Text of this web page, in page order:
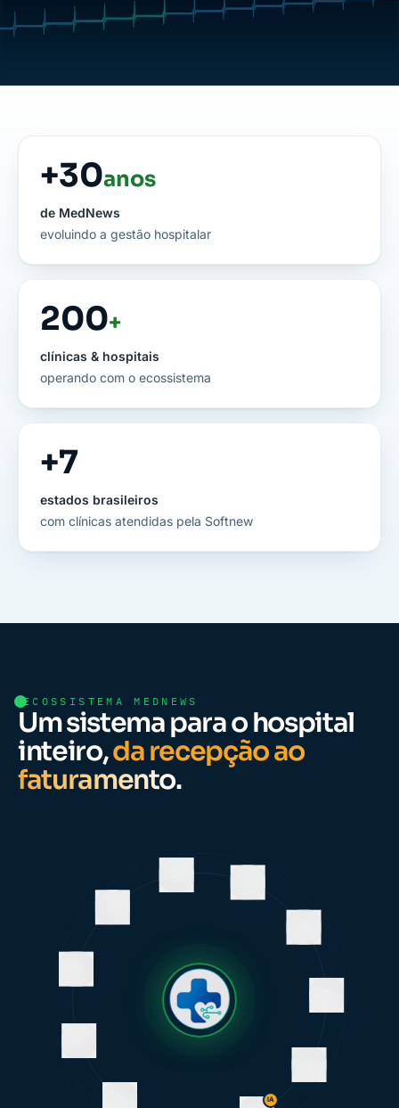
+30anos
de MedNews
evoluindo a gestão hospitalar
200+
clínicas & hospitais
operando com o ecossistema
+7
estados brasileiros
com clínicas atendidas pela Softnew
ECOSSISTEMA MEDNEWS
Um sistema para o hospital
inteiro,da recepção ao
faturamento.